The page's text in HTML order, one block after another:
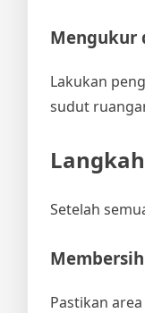
Mengukur
Lakukan
sudut
Setelah
Pastikan